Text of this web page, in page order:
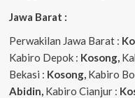
Jawa Barat :
Perwakilan Jawa Barat :
Kabiro Depok : Kosong,
Bekasi : Kosong, Kabiro
Abidin, Kabiro Cianjur :